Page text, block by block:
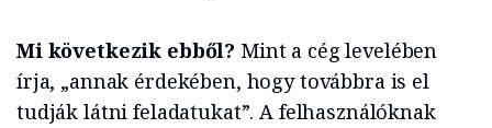
Mi következik ebből? Mint a cég levelében
írja, „annak érdekében, hogy továbbra is el
tudják látni feladatukat”. A felhasználóknak